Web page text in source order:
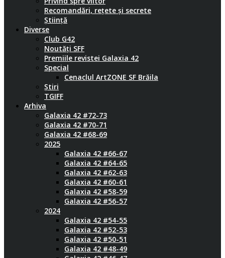
Recomandări, rețete și secrete
Știință
Diverse
Club G42
Noutăți SFF
Premiile revistei Galaxia 42
Special
Cenaclul ArtZONE SF Brăila
Știri
TGIFF
Arhiva
Galaxia 42 #72-73
Galaxia 42 #70-71
Galaxia 42 #68-69
2025
Galaxia 42 #66-67
Galaxia 42 #64-65
Galaxia 42 #62-63
Galaxia 42 #60-61
Galaxia 42 #58-59
Galaxia 42 #56-57
2024
Galaxia 42 #54-55
Galaxia 42 #52-53
Galaxia 42 #50-51
Galaxia 42 #48-49